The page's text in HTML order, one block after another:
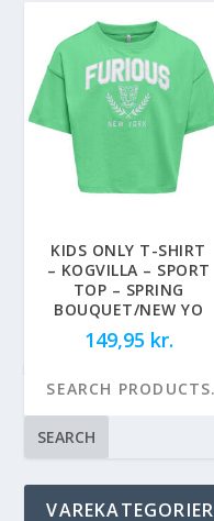
KIDS ONLY T-SHIRT
– KOGVILLA – SPORT
TOP – SPRING
BOUQUET/NEW YO
149,95 kr.
SEARCH
VAREKATEGORIER